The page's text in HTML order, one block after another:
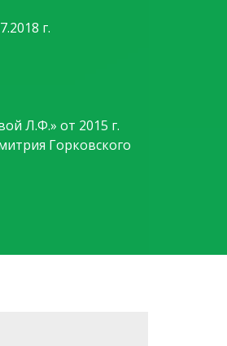
г.
Л.Ф.» от 2015 г.
Горковского